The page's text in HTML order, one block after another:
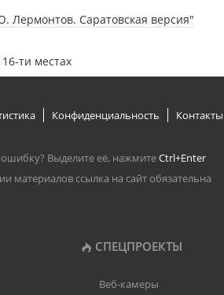
Лермонтов. Саратовская версия"
ти местах
Конфиденциальность Контакты
Выделите её, нажмитеCtrl+Enter
материалов ссылка на сайт обязательна
СПЕЦПРОЕКТЫ
Веб-камеры